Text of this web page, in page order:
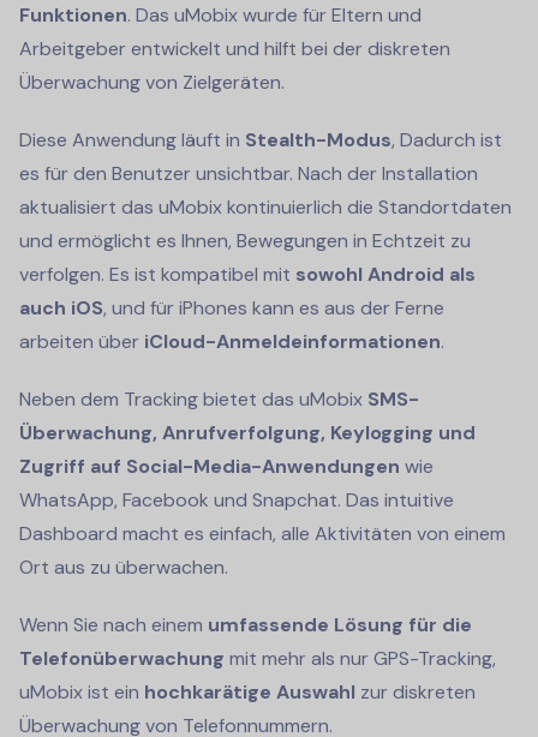
Funktionen. Das uMobix wurde für Eltern und
Arbeitgeber entwickelt und hilft bei der diskreten
Überwachung von Zielgeräten.
Diese Anwendung läuft in Stealth-Modus, Dadurch ist
es für den Benutzer unsichtbar. Nach der Installation
aktualisiert das uMobix kontinuierlich die Standortdaten
und ermöglicht es Ihnen, Bewegungen in Echtzeit zu
verfolgen. Es ist kompatibel mit sowohl Android als
auch iOS, und für iPhones kann es aus der Ferne
arbeiten über iCloud-Anmeldeinformationen.
Neben dem Tracking bietet das uMobix SMS-
Überwachung, Anrufverfolgung, Keylogging und
Zugriff auf Social-Media-Anwendungen wie
WhatsApp, Facebook und Snapchat. Das intuitive
Dashboard macht es einfach, alle Aktivitäten von einem
Ort aus zu überwachen.
Wenn Sie nach einem umfassende Lösung für die
Telefonüberwachung mit mehr als nur GPS-Tracking,
uMobix ist ein hochkarätige Auswahl zur diskreten
Überwachung von Telefonnummern.